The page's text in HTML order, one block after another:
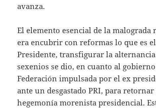
avanza.
El elemento esencial de la malograda
era encubrir con reformas lo que es
Presidente, transfigurar la
sexenios se dio, en cuanto al
Federación impulsada por el ex
ante un desgastado PRI, para retornar
hegemonía morenista presidencial.